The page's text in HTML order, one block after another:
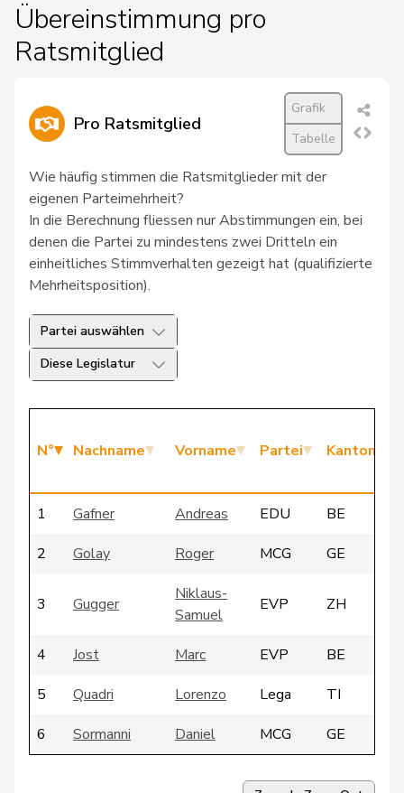
Übereinstimmung pro
Ratsmitglied
Pro Ratsmitglied
Grafik
Tabelle
Wie häufig stimmen die Ratsmitglieder mit der
eigenen Parteimehrheit?
In die Berechnung fliessen nur Abstimmungen ein, bei
denen die Partei zu mindestens zwei Dritteln ein
einheitliches Stimmverhalten gezeigt hat (qualifizierte
Mehrheitsposition).
Partei auswählen
Diese Legislatur
N° Nachname Vorname Partei Kanton
1 Gafner Andreas EDU
BE
2
Golay Roger MCG GE
3 Gugger
Niklaus-
Samuel
EVP ZH
4 Jost Marc EVP
BE
5
Quadri Lorenzo Lega
TI
6
Sormanni Daniel MCG
GE